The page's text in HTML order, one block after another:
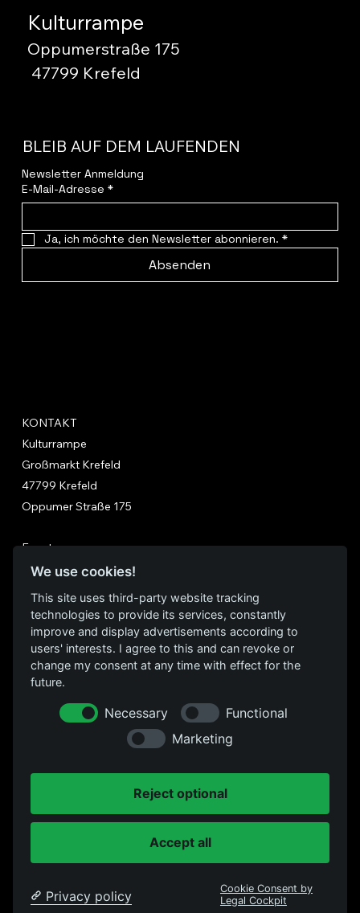
Kulturrampe
Oppumerstraße 175
47799 Krefeld
BLEIB AUF DEM LAUFENDEN
Newsletter Anmeldung
E-Mail-Adresse *
Ja, ich möchte den Newsletter abonnieren. *
Absenden
KONTAKT
Kulturrampe
Großmarkt Krefeld
Oppumer Straße 175
47799 Krefeld
FOLGE UNS
Instagram
Facebook
Events
Über uns
FAQs
Kontakt
Datenschutz
Impressum
We use cookies!
This site uses third-party website tracking
technologies to provide its services, constantly
improve and display advertisements according to
users' interests. I agree to this and can revoke or
change my consent at any time with effect for the
future.
Necessary
Functional
Marketing
Reject optional
Accept all
Privacy policy
Cookie Consent by
Legal Cockpit